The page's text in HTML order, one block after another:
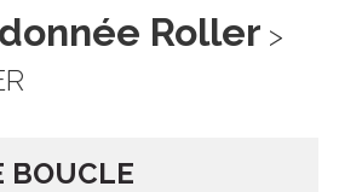
Roller >
BOUCLE